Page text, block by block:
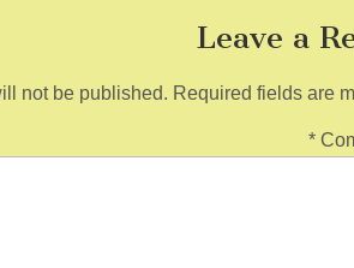
Leave a
not be published. Required fields are
*